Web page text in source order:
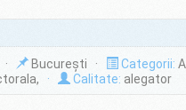
București · Categorii:
· Calitate: alegator